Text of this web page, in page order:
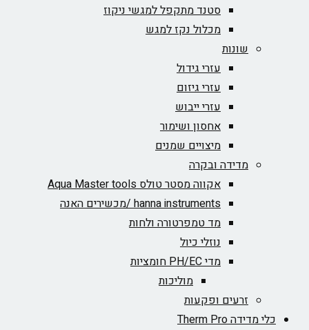
סטנד מתקפל למגשי ניקוז
מכלול נקז למגש
שונות
עזרי גידול
עזרי גיזום
עזרי ייבוש
אחסון ושימור
מיצויים שמנים
מדידה ובקרה
אקווה מסטר טולס Aqua Master tools
hanna instruments /מכשירים האנה
מד טמפרטורה ולחות
נוזלי כיול
מדי PH/EC חומציות
מוליכות
זרעים ופקעות
כלי מדידה Therm Pro